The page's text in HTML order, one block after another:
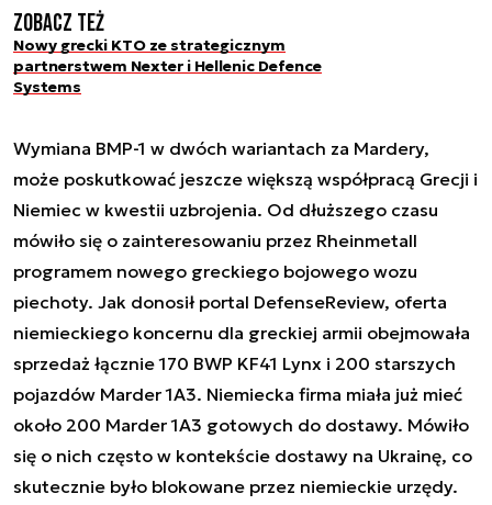
Zobacz też
Nowy grecki KTO ze strategicznym
partnerstwem Nexter i Hellenic Defence
Systems
Wymiana BMP-1 w dwóch wariantach za Mardery,
może poskutkować jeszcze większą współpracą Grecji i
Niemiec w kwestii uzbrojenia. Od dłuższego czasu
mówiło się o zainteresowaniu przez Rheinmetall
programem nowego greckiego bojowego wozu
piechoty. Jak donosił portal DefenseReview, oferta
niemieckiego koncernu dla greckiej armii obejmowała
sprzedaż łącznie 170 BWP KF41 Lynx i 200 starszych
pojazdów Marder 1A3. Niemiecka firma miała już mieć
około 200 Marder 1A3 gotowych do dostawy. Mówiło
się o nich często w kontekście dostawy na Ukrainę, co
skutecznie było blokowane przez niemieckie urzędy.